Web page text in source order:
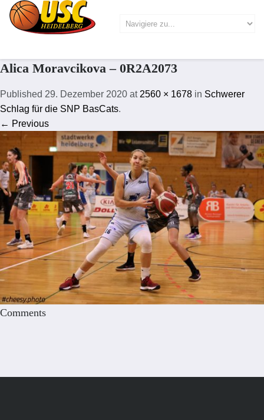
Alica Moravcikova – 0R2A2073
Published 29. Dezember 2020 at 2560 × 1678 in Schwerer
Schlag für die SNP BasCats.
← Previous
Comments